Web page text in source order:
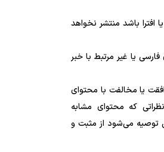
باشد منتشر نخواهد
یا غیر مرتبط با خبر
یا مخالفت با محتوای
که محتوای مشابه
توصیه می‌شود از مثبت و